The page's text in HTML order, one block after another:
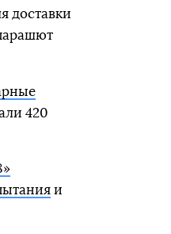
доставки
420
и